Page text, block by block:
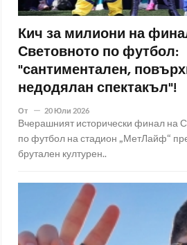
Кич за милиони на
Световното по футбол:
"сантиментален,
недодялан спектакъл"!
От 20 Юли 2026
Вчерашният исторически финал на
по футбол на стадион „МетЛайф“
брутален културен..